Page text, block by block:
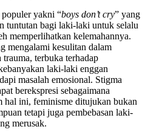
populer yakni “boys don’t cry” yang
tuntutan bagi laki-laki untuk selalu
memperlihatkan kelemahannya.
mengalami kesulitan dalam
trauma, terbuka terhadap
laki-laki enggan
masalah emosional. Stigma
berekspresi sebagaimana
hal ini, feminisme ditujukan bukan
tetapi juga pembebasan laki-
merusak.